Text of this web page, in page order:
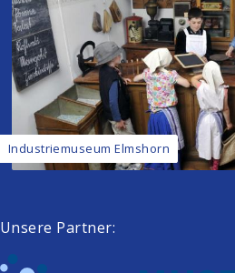
Industriemuseum Elmshorn
Unsere Partner: